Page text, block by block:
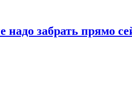
забрать прямо